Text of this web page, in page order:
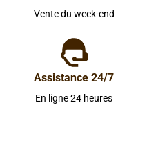
Vente du week-end
Assistance 24/7
En ligne 24 heures